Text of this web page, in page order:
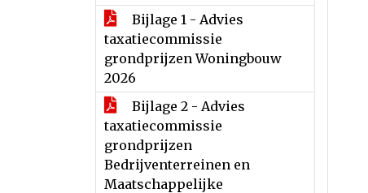
Bijlage 1 - Advies
taxatiecommissie
grondprijzen Woningbouw
2026
Bijlage 2 - Advies
taxatiecommissie
grondprijzen
Bedrijventerreinen en
Maatschappelijke